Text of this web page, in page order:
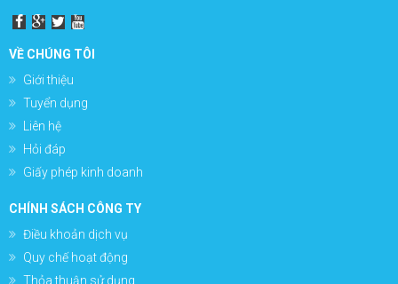
VỀ CHÚNG TÔI
Giới thiệu
Tuyển dụng
Liên hệ
Hỏi đáp
Giấy phép kinh doanh
CHÍNH SÁCH CÔNG TY
Điều khoản dịch vụ
Quy chế hoạt động
Thỏa thuận sử dụng